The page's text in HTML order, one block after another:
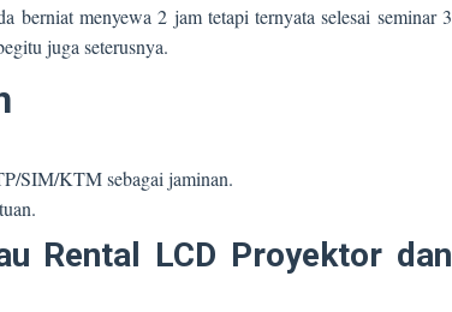
berniat menyewa 2 jam tetapi ternyata selesai seminar 3
juga seterusnya.
SIM/KTM sebagai jaminan.
Rental LCD Proyektor dan